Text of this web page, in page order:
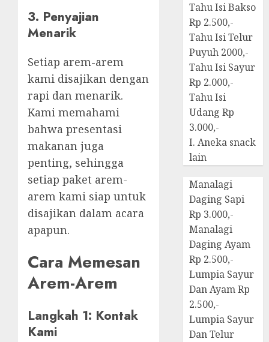
3. Penyajian
Menarik
Setiap arem-arem
kami disajikan dengan
rapi dan menarik.
Kami memahami
bahwa presentasi
makanan juga
penting, sehingga
setiap paket arem-
arem kami siap untuk
disajikan dalam acara
apapun.
Cara Memesan
Arem-Arem
Langkah 1: Kontak
Kami
Tahu Isi Bakso
Rp 2.500,-
Tahu Isi Telur
Puyuh 2000,-
Tahu Isi Sayur
Rp 2.000,-
Tahu Isi
Udang Rp
3.000,-
I. Aneka snack
lain
Manalagi
Daging Sapi
Rp 3.000,-
Manalagi
Daging Ayam
Rp 2.500,-
Lumpia Sayur
Dan Ayam Rp
2.500,-
Lumpia Sayur
Dan Telur